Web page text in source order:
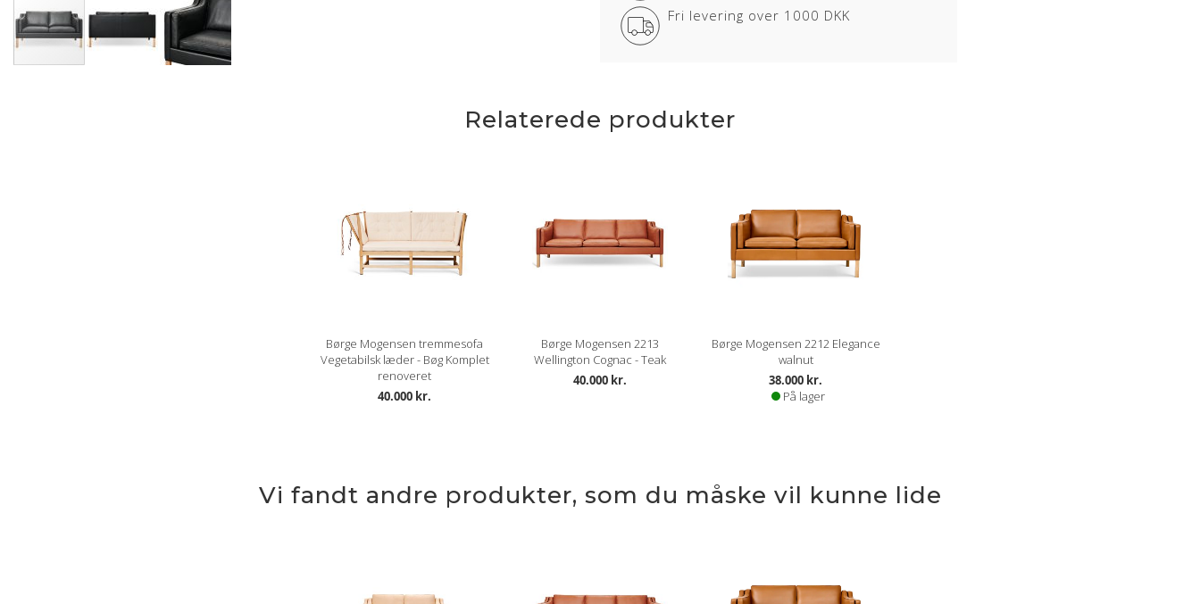
Kendetegnene for denne lædertype er en god holdbarhed og brugervenlighed.
modstandsdygtighed.
Overfladen er smudsafvisende og vil ikke opnå patina.
Lædertykkelse: 0,9-1,1 mm.
Læs mere om pleje og vedligeholdelse her
Fri levering over 1000 DKK
Relaterede produkter
Børge Mogensen tremmesofa
Vegetabilsk læder - Bøg Komplet
renoveret
40.000 kr.
Børge Mogensen 2213
Wellington Cognac - Teak
40.000 kr.
Børge Mogensen 2212 Elegance
walnut
38.000 kr.
På lager
Vi fandt andre produkter, som du måske vil kunne lide